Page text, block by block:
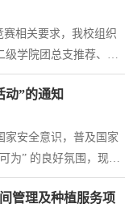
院沈阳校区内3.招标控
赛相关要求，我校组织
级学院团总支推荐、校
现向全校范围内公示，
8日—5月10日）。本公
、电子邮件、信函和
是，电话、信函和电子
动”的通知
家安全意识，普及国家
为” 的良好氛围，现于
厅联合辽宁省国家安全
奖答题活动，诚邀大
管理及种植服务项